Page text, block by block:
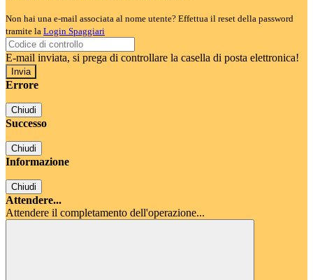
Non hai una e-mail associata al nome utente? Effettua il reset della password
tramite la Login Spaggiari
E-mail inviata, si prega di controllare la casella di posta elettronica!
Errore
Chiudi
Successo
Chiudi
Informazione
Chiudi
Attendere...
Attendere il completamento dell'operazione...